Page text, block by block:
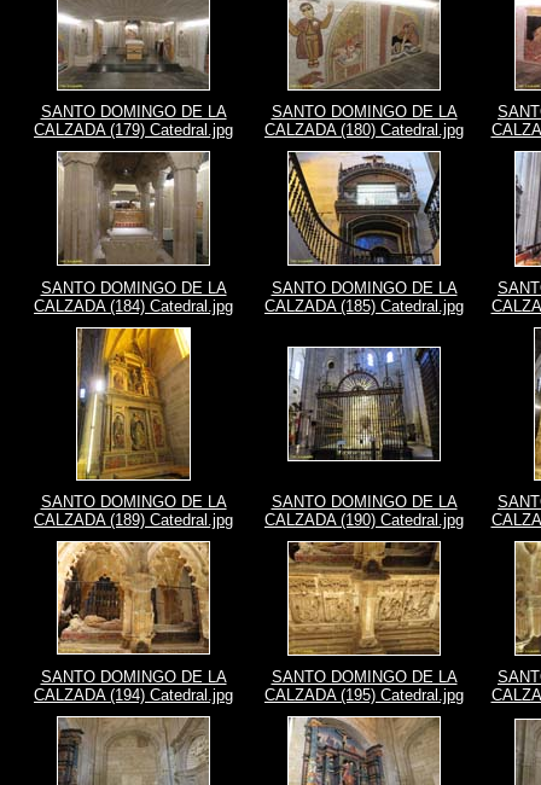
SANTO DOMINGO DE LA
CALZADA (179) Catedral.jpg
SANTO DOMINGO DE LA
CALZADA (180) Catedral.jpg
SANTO DOMINGO DE LA
CALZADA (184) Catedral.jpg
SANTO DOMINGO DE LA
CALZADA (185) Catedral.jpg
SANTO DOMINGO DE LA
CALZADA (189) Catedral.jpg
SANTO DOMINGO DE LA
CALZADA (190) Catedral.jpg
SANTO DOMINGO DE LA
CALZADA (194) Catedral.jpg
SANTO DOMINGO DE LA
CALZADA (195) Catedral.jpg